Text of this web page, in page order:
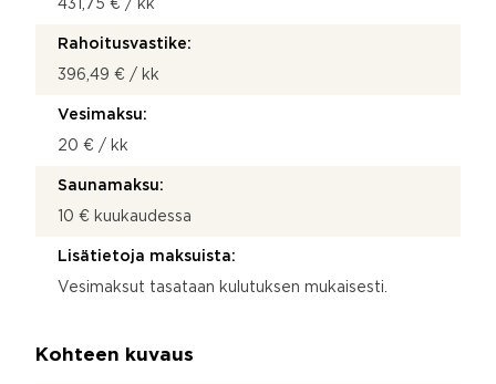
431,75 € / kk
Rahoitusvastike:
396,49 € / kk
Vesimaksu:
20 € / kk
Saunamaksu:
10 € kuukaudessa
Lisätietoja maksuista:
Vesimaksut tasataan kulutuksen mukaisesti.
Kohteen kuvaus